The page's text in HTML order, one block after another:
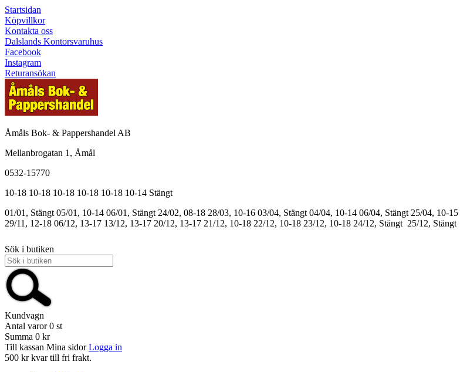
Startsidan
Köpvillkor
Kontakta oss
Dalslands Kontorsvaruhus
Facebook
Instagram
Returansökan
Åmåls Bok- & Pappershandel AB
Mellanbrogatan 1, Åmål
0532-15770
10-18 10-18 10-18 10-18 10-18 10-14 Stängt
01/01, Stängt 05/01, 10-14 06/01, Stängt 24/02, 08-18 28/03, 10-16 03/04, Stängt 04/04, 10-14 06/04, Stängt 25/04, 10-15
29/11, 12-18 06/12, 13-17 13/12, 13-17 20/12, 13-17 21/12, 10-18 22/12, 10-18 23/12, 10-18 24/12, Stängt 25/12, Stängt
Sök i butiken
Kundvagn
Antal varor 0 st
Summa 0 kr
Till kassan Mina sidor Logga in
500 kr kvar till fri frakt.